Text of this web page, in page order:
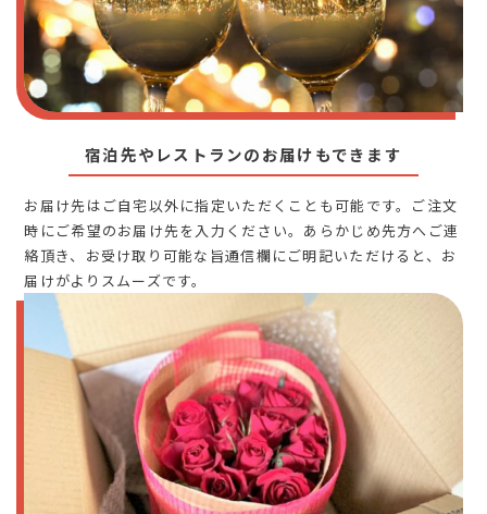
宿泊先やレストランのお届けもできます
お届け先はご自宅以外に指定いただくことも可能です。ご注文
時にご希望のお届け先を入力ください。あらかじめ先方へご連
絡頂き、お受け取り可能な旨通信欄にご明記いただけると、お
届けがよりスムーズです。